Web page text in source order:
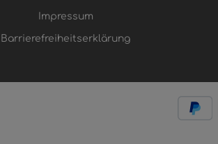
Impressum
Barrierefreiheitserklärung